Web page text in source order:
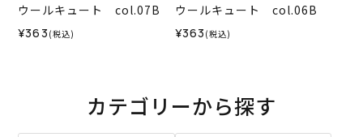
ウールキュート col.07B
¥363 (税込)
ウールキュート col.06B
¥363 (税込)
カテゴリーから探す